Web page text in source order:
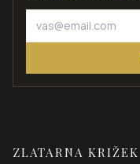
ZLATARNA KRIŽEK